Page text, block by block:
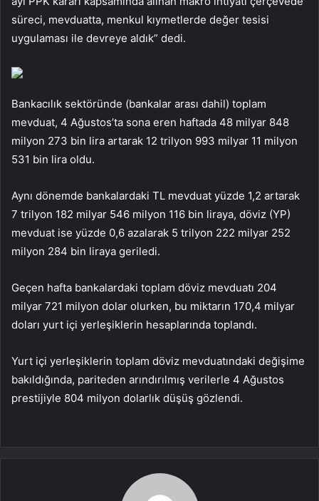
süreci, mevduatta, menkul kıymetlerde değer tesisi
uygulaması ile devreye aldık” dedi.
Bankacılık sektöründe (bankalar arası dahil) toplam
mevduat, 4 Ağustos’ta sona eren haftada 48 milyar 848
milyon 273 bin lira artarak 12 trilyon 993 milyar 11 milyon
531 bin lira oldu.
Aynı dönemde bankalardaki TL mevduat yüzde 1,2 artarak
7 trilyon 182 milyar 546 milyon 116 bin liraya, döviz (YP)
mevduat ise yüzde 0,6 azalarak 5 trilyon 222 milyar 252
milyon 284 bin liraya geriledi.
Geçen hafta bankalardaki toplam döviz mevduatı 204
milyar 721 milyon dolar olurken, bu miktarın 170,4 milyar
doları yurt içi yerleşiklerin hesaplarında toplandı.
Yurt içi yerleşiklerin toplam döviz mevduatındaki değişime
bakıldığında, pariteden arındırılmış verilerle 4 Ağustos
prestijiyle 804 milyon dolarlık düşüş gözlendi.